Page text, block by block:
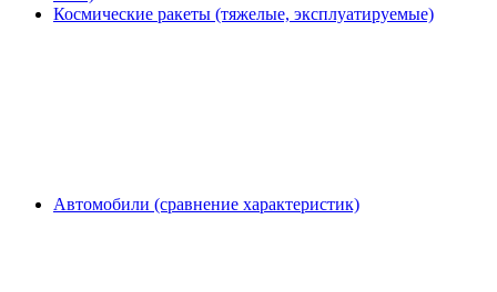
Космические ракеты (тяжелые, эксплуатируемые)
Автомобили (сравнение характеристик)